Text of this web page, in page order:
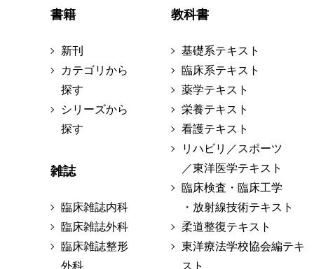
書籍
新刊
カテゴリから
探す
シリーズから
探す
雑誌
臨床雑誌内科
臨床雑誌外科
臨床雑誌整形
外科
教科書
基礎系テキスト
臨床系テキスト
薬学テキスト
栄養テキスト
看護テキスト
リハビリ／スポーツ
／東洋医学テキスト
臨床検査・臨床工学
・放射線技術テキスト
柔道整復テキスト
東洋療法学校協会編テキ
スト